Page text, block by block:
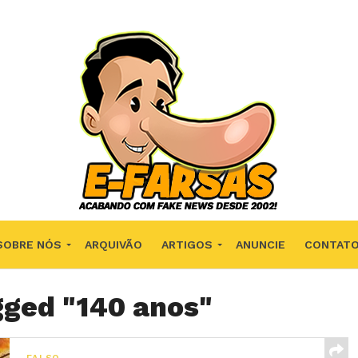
NÓS ARQUIVÃO ARTIGOS ANUNCIE CONTATO
"140 anos"